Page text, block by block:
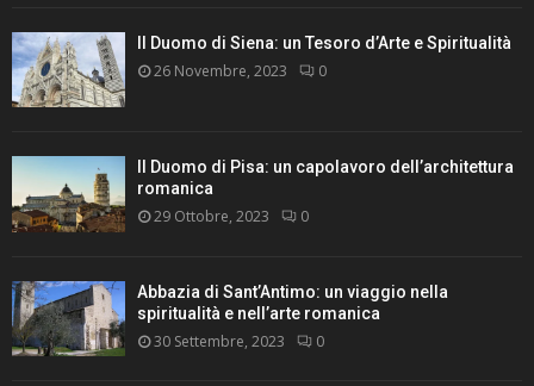
Il Duomo di Siena: un Tesoro d’Arte e Spiritualità
26 Novembre, 2023 0
Il Duomo di Pisa: un capolavoro dell’architettura
romanica
29 Ottobre, 2023 0
Abbazia di Sant’Antimo: un viaggio nella
spiritualità e nell’arte romanica
30 Settembre, 2023 0